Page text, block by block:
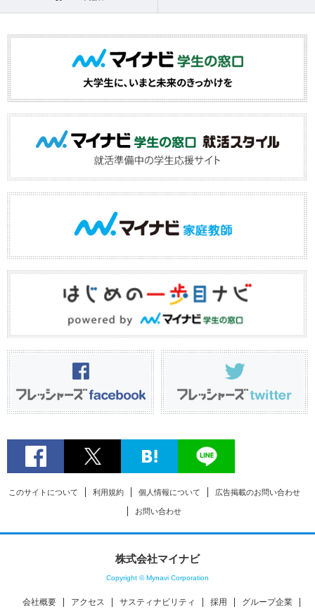
このサイトについて 利用規約 個人情報について 広告掲載のお問い合わせ
お問い合わせ
株式会社マイナビ
Copyright © Mynavi Corporation
会社概要 アクセス サスティナビリティ 採用 グループ企業